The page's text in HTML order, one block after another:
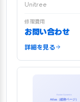
Unitree
修理費用
お問い合わせ
詳細を見る